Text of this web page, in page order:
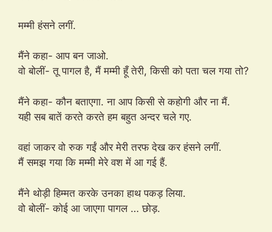
मम्मी हंसने लगीं.
मैंने कहा- आप बन जाओ.
वो बोलीं- तू पागल है, मैं मम्मी हूँ तेरी, किसी को पता चल गया तो?
मैंने कहा- कौन बताएगा. ना आप किसी से कहोगी और ना मैं.
यही सब बातें करते करते हम बहुत अन्दर चले गए.
वहां जाकर वो रुक गईं और मेरी तरफ देख कर हंसने लगीं.
मैं समझ गया कि मम्मी मेरे वश में आ गई हैं.
मैंने थोड़ी हिम्मत करके उनका हाथ पकड़ लिया.
वो बोलीं- कोई आ जाएगा पागल … छोड़.